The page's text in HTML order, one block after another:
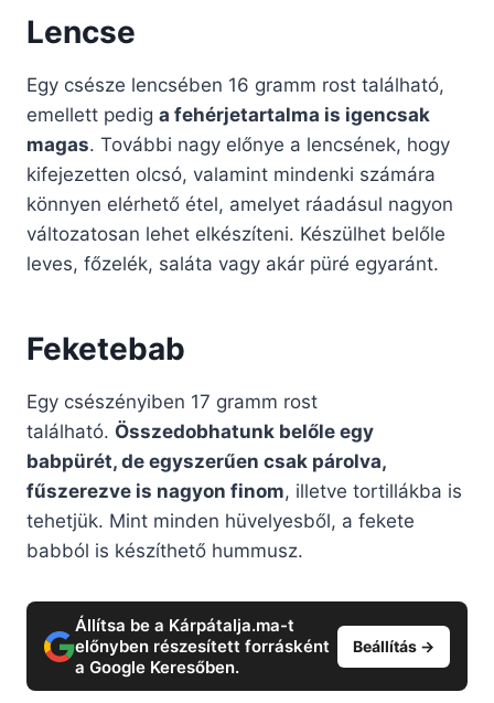
Lencse
Egy csésze lencsében 16 gramm rost található,
emellett pedig a fehérjetartalma is igencsak
magas. További nagy előnye a lencsének, hogy
kifejezetten olcsó, valamint mindenki számára
könnyen elérhető étel, amelyet ráadásul nagyon
változatosan lehet elkészíteni. Készülhet belőle
leves, főzelék, saláta vagy akár püré egyaránt.
Feketebab
Egy csészényiben 17 gramm rost
található. Összedobhatunk belőle egy
babpürét, de egyszerűen csak párolva,
fűszerezve is nagyon finom, illetve tortillákba is
tehetjük. Mint minden hüvelyesből, a fekete
babból is készíthető hummusz.
Állítsa be a Kárpátalja.ma-t
előnyben részesített forrásként
a Google Keresőben.
Beállítás →